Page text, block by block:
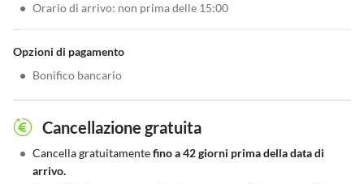
• Orario di arrivo: non prima delle 15:00
Opzioni di pagamento
• Bonifico bancario
Cancellazione gratuita
• Cancella gratuitamentefino a 42 giorni prima della data di
arrivo.